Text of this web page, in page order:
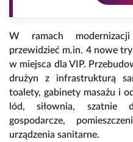
W ramach
przewidzieć m.in. 4 nowe
w miejsca dla VIP.
drużyn z infrastrukturą
toalety, gabinety masażu i
lód, siłownia, szatnie
gospodarcze,
urządzenia sanitarne.